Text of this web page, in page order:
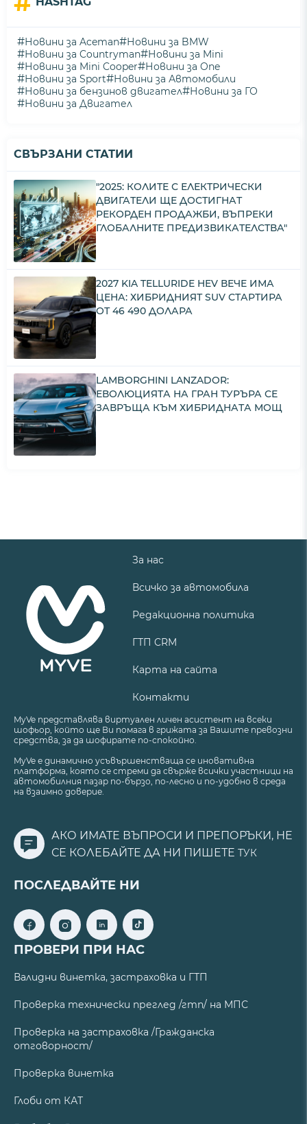
#Новини за Aceman#Новини за BMW
#Новини за Countryman#Новини за Mini
#Новини за Mini Cooper#Новини за One
#Новини за Sport#Новини за Автомобили
#Новини за бензинов двигател#Новини за ГО
#Новини за Двигател
СВЪРЗАНИ СТАТИИ
"2025: КОЛИТЕ С ЕЛЕКТРИЧЕСКИ
ДВИГАТЕЛИ ЩЕ ДОСТИГНАТ
РЕКОРДЕН ПРОДАЖБИ, ВЪПРЕКИ
ГЛОБАЛНИТЕ ПРЕДИЗВИКАТЕЛСТВА"
2027 KIA TELLURIDE HEV ВЕЧЕ ИМА
ЦЕНА: ХИБРИДНИЯТ SUV СТАРТИРА
ОТ 46 490 ДОЛАРА
LAMBORGHINI LANZADOR:
ЕВОЛЮЦИЯТА НА ГРАН ТУРЪРА СЕ
ЗАВРЪЩА КЪМ ХИБРИДНАТА МОЩ
За нас
Всичко за автомобила
Редакционна политика
ГТП CRM
Карта на сайта
Контакти
MyVe представлява виртуален личен асистент на всеки
шофьор, който ще Ви помага в грижата за Вашите превозни
средства, за да шофирате по-спокойно.
MyVe е динамично усъвършенстваща се иновативна
платформа, която се стреми да свърже всички участници на
автомобилния пазар по-бързо, по-лесно и по-удобно в среда
на взаимно доверие.
АКО ИМАТЕ ВЪПРОСИ И ПРЕПОРЪКИ, НЕ
СЕ КОЛЕБАЙТЕ ДА НИ ПИШЕТЕ ТУК
ПОСЛЕДВАЙТЕ НИ
ПРОВЕРИ ПРИ НАС
Валидни винетка, застраховка и ГТП
Проверка технически преглед /гтп/ на МПС
Проверка на застраховка /Гражданска
отговорност/
Проверка винетка
Глоби от КАТ